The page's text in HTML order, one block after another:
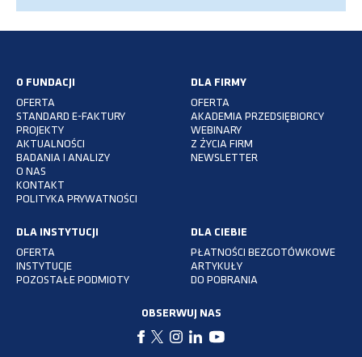
O FUNDACJI
OFERTA
STANDARD E-FAKTURY
PROJEKTY
AKTUALNOŚCI
BADANIA I ANALIZY
O NAS
KONTAKT
POLITYKA PRYWATNOŚCI
DLA FIRMY
OFERTA
AKADEMIA PRZEDSIĘBIORCY
WEBINARY
Z ŻYCIA FIRM
NEWSLETTER
DLA INSTYTUCJI
OFERTA
INSTYTUCJE
POZOSTAŁE PODMIOTY
DLA CIEBIE
PŁATNOŚCI BEZGOTÓWKOWE
ARTYKUŁY
DO POBRANIA
OBSERWUJ NAS